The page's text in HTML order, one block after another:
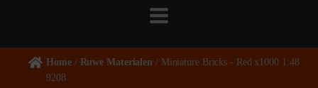
Home/ Ruwe Materialen / Miniature Bricks - Red x1000 1:48
9208